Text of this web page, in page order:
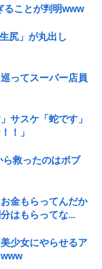
ることが判明www
尻」が丸出し
ってスーパー店員
サスケ「蛇です」
！」
救ったのはボブ
金もらってんだか
はもらってな...
少女にやらせるア